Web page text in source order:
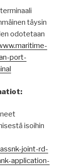
täysin
odotetaan
port-
isoihin
joint-rd-
application-